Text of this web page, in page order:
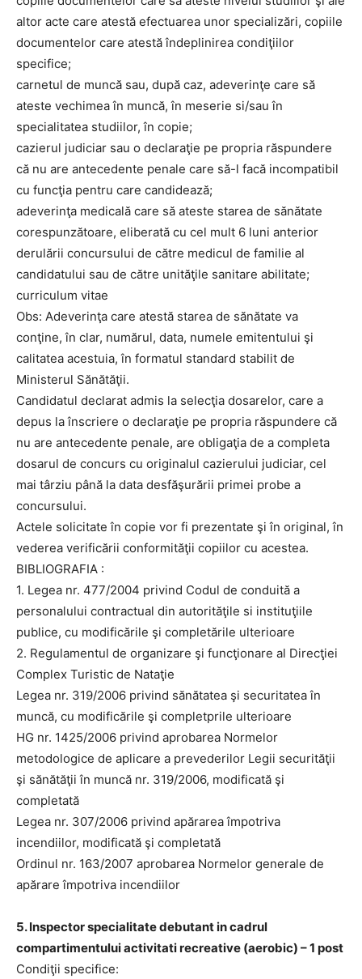
Ionuț Parghel
altor acte care atestă efectuarea unor specializări, copiile
documentelor care atestă îndeplinirea condiţiilor
specifice;
carnetul de muncă sau, după caz, adeverinţe care să
ateste vechimea în muncă, în meserie si/sau în
specialitatea studiilor, în copie;
cazierul judiciar sau o declaraţie pe propria răspundere
că nu are antecedente penale care să-l facă incompatibil
cu funcţia pentru care candidează;
adeverinţa medicală care să ateste starea de sănătate
corespunzătoare, eliberată cu cel mult 6 luni anterior
derulării concursului de către medicul de familie al
candidatului sau de către unităţile sanitare abilitate;
curriculum vitae
Obs: Adeverinţa care atestă starea de sănătate va
conţine, în clar, numărul, data, numele emitentului şi
calitatea acestuia, în formatul standard stabilit de
Ministerul Sănătăţii.
Candidatul declarat admis la selecţia dosarelor, care a
depus la înscriere o declaraţie pe propria răspundere că
nu are antecedente penale, are obligaţia de a completa
dosarul de concurs cu originalul cazierului judiciar, cel
mai târziu până la data desfăşurării primei probe a
concursului.
Actele solicitate în copie vor fi prezentate şi în original, în
vederea verificării conformităţii copiilor cu acestea.
BIBLIOGRAFIA :
1. Legea nr. 477/2004 privind Codul de conduită a
personalului contractual din autorităţile si instituţiile
publice, cu modificările şi completările ulterioare
2. Regulamentul de organizare şi funcţionare al Direcţiei
Complex Turistic de Nataţie
Legea nr. 319/2006 privind sănătatea şi securitatea în
muncă, cu modificările şi completprile ulterioare
HG nr. 1425/2006 privind aprobarea Normelor
metodologice de aplicare a prevederilor Legii securităţii
şi sănătăţii în muncă nr. 319/2006, modificată şi
completată
Legea nr. 307/2006 privind apărarea împotriva
incendiilor, modificată şi completată
Ordinul nr. 163/2007 aprobarea Normelor generale de
apărare împotriva incendiilor
5. Inspector specialitate debutant in cadrul
compartimentului activitati recreative (aerobic) – 1 post
Condiţii specifice: